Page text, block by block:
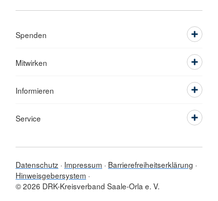
Spenden
Mitwirken
Informieren
Service
Datenschutz Impressum
Barrierefreiheitserklärung
Hinweisgebersystem
© 2026 DRK-Kreisverband Saale-Orla e. V.